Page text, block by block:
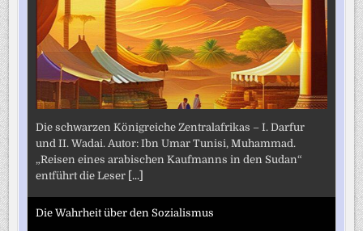
Die schwarzen Königreiche Zentralafrikas – I. Darfur
und II. Wadai. Autor: Ibn Umar Tunisi, Muhammad.
„Reisen eines arabischen Kaufmanns in den Sudan“
entführt die Leser [...]
Die Wahrheit über den Sozialismus